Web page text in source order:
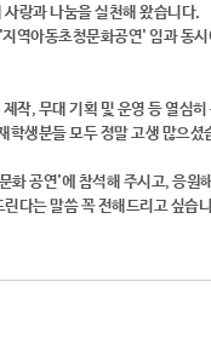
랑과 나눔을 실천해 왔습니다.
역아동초청문화공연' 임과 동시
작, 무대 기획 및 운영 등 열심
학생분들 모두 정말 고생 많으셨
화 공연'에 참석해 주시고, 응원
린다는 말씀 꼭 전해드리고 싶습